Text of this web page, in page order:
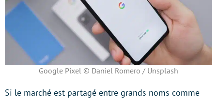
Google Pixel © Daniel Romero / Unsplash
Si le marché est partagé entre grands noms comme